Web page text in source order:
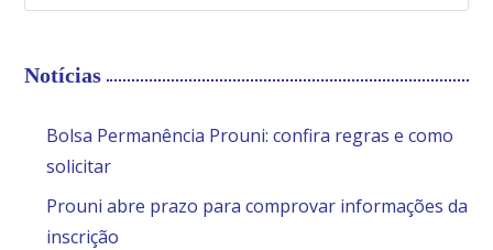
Notícias
Bolsa Permanência Prouni: confira regras e como
solicitar
Prouni abre prazo para comprovar informações da
inscrição